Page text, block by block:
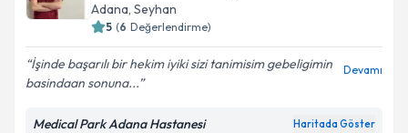
Adana, Seyhan
5 (6 Değerlendirme)
İşinde başarılı bir hekim iyiki sizi tanimisim gebeligimin
basindaan sonuna...
Devamı
Medical Park Adana Hastanesi Haritada Göster